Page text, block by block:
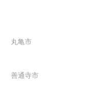
丸亀市
善通寺市